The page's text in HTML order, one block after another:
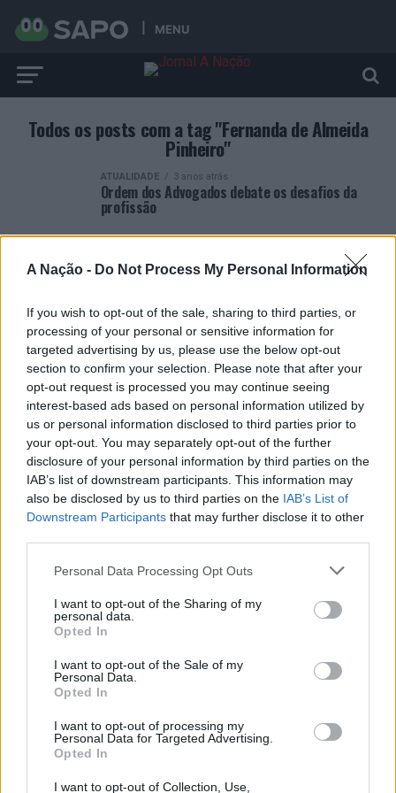
A Nação - Do Not Process My Personal Information
If you wish to opt-out of the sale, sharing to third parties, or
processing of your personal or sensitive information for
targeted advertising by us, please use the below opt-out
section to confirm your selection. Please note that after your
opt-out request is processed you may continue seeing
interest-based ads based on personal information utilized by
us or personal information disclosed to third parties prior to
your opt-out. You may separately opt-out of the further
disclosure of your personal information by third parties on the
IAB’s list of downstream participants. This information may
also be disclosed by us to third parties on the IAB’s List of
Downstream Participants that may further disclose it to other
Personal Data Processing Opt Outs
I want to opt-out of the Sharing of my
personal data.
Opted In
I want to opt-out of the Sale of my
Personal Data.
Opted In
I want to opt-out of processing my
Personal Data for Targeted Advertising.
Opted In
I want to opt-out of Collection, Use,
MENU
Todos os posts com a tag "Fernanda de Almeida
Pinheiro"
ATUALIDADE 3 anos atrás
Ordem dos Advogados debate os desafios da
profissão
ARTIGOS RECENTES
Covilhã: Especialista aponta investimento estrangeiro e
valorização imobiliária como motores do crescimento da
Beira Interior
Rio de Janeiro: Governo do Estado propõe parceria com a
FUNCEX para “reforçar inteligência sobre comércio
exterior”
Esposende acolhe festival de kitesurf
Cinco projetos de Cascais finalistas em iniciativa europeia
EMEC celebra a conclusão de mais um Curso de
Educação e Formação de Adultos na Escola de Tecnologia